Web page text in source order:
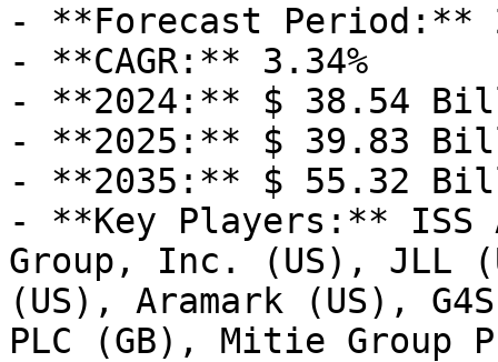
- **Forecast Period:**
- **CAGR:** 3.34%
- **2024:** $ 38.54
- **2025:** $ 39.83
- **2035:** $ 55.32
- **Key Players:** ISS
Group, Inc. (US), JLL
(US), Aramark (US),
PLC (GB), Mitie Group